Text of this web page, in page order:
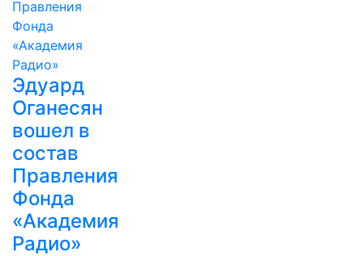
Эдуард
Оганесян
вошел в
состав
Правления
Фонда
«Академия
Радио»